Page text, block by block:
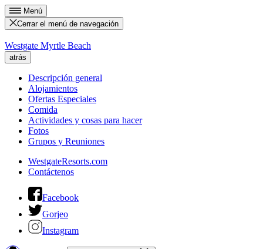
Menú
Cerrar el menú de navegación
Westgate Myrtle Beach
atrás
Descripción general
Alojamientos
Ofertas Especiales
Comida
Actividades y cosas para hacer
Fotos
Grupos y Reuniones
WestgateResorts.com
Contáctenos
Facebook
Gorjeo
Instagram